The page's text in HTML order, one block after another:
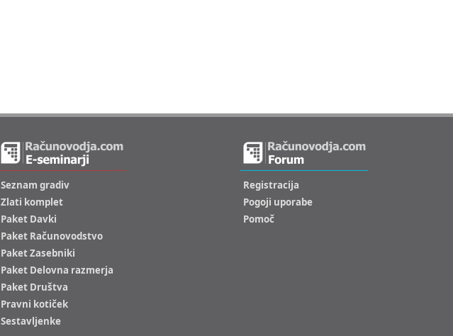
Seznam gradiv
Zlati komplet
Paket Davki
Paket Računovodstvo
Paket Zasebniki
Paket Delovna razmerja
Paket Društva
Pravni kotiček
Sestavljenke
Registracija
Pogoji uporabe
Pomoč